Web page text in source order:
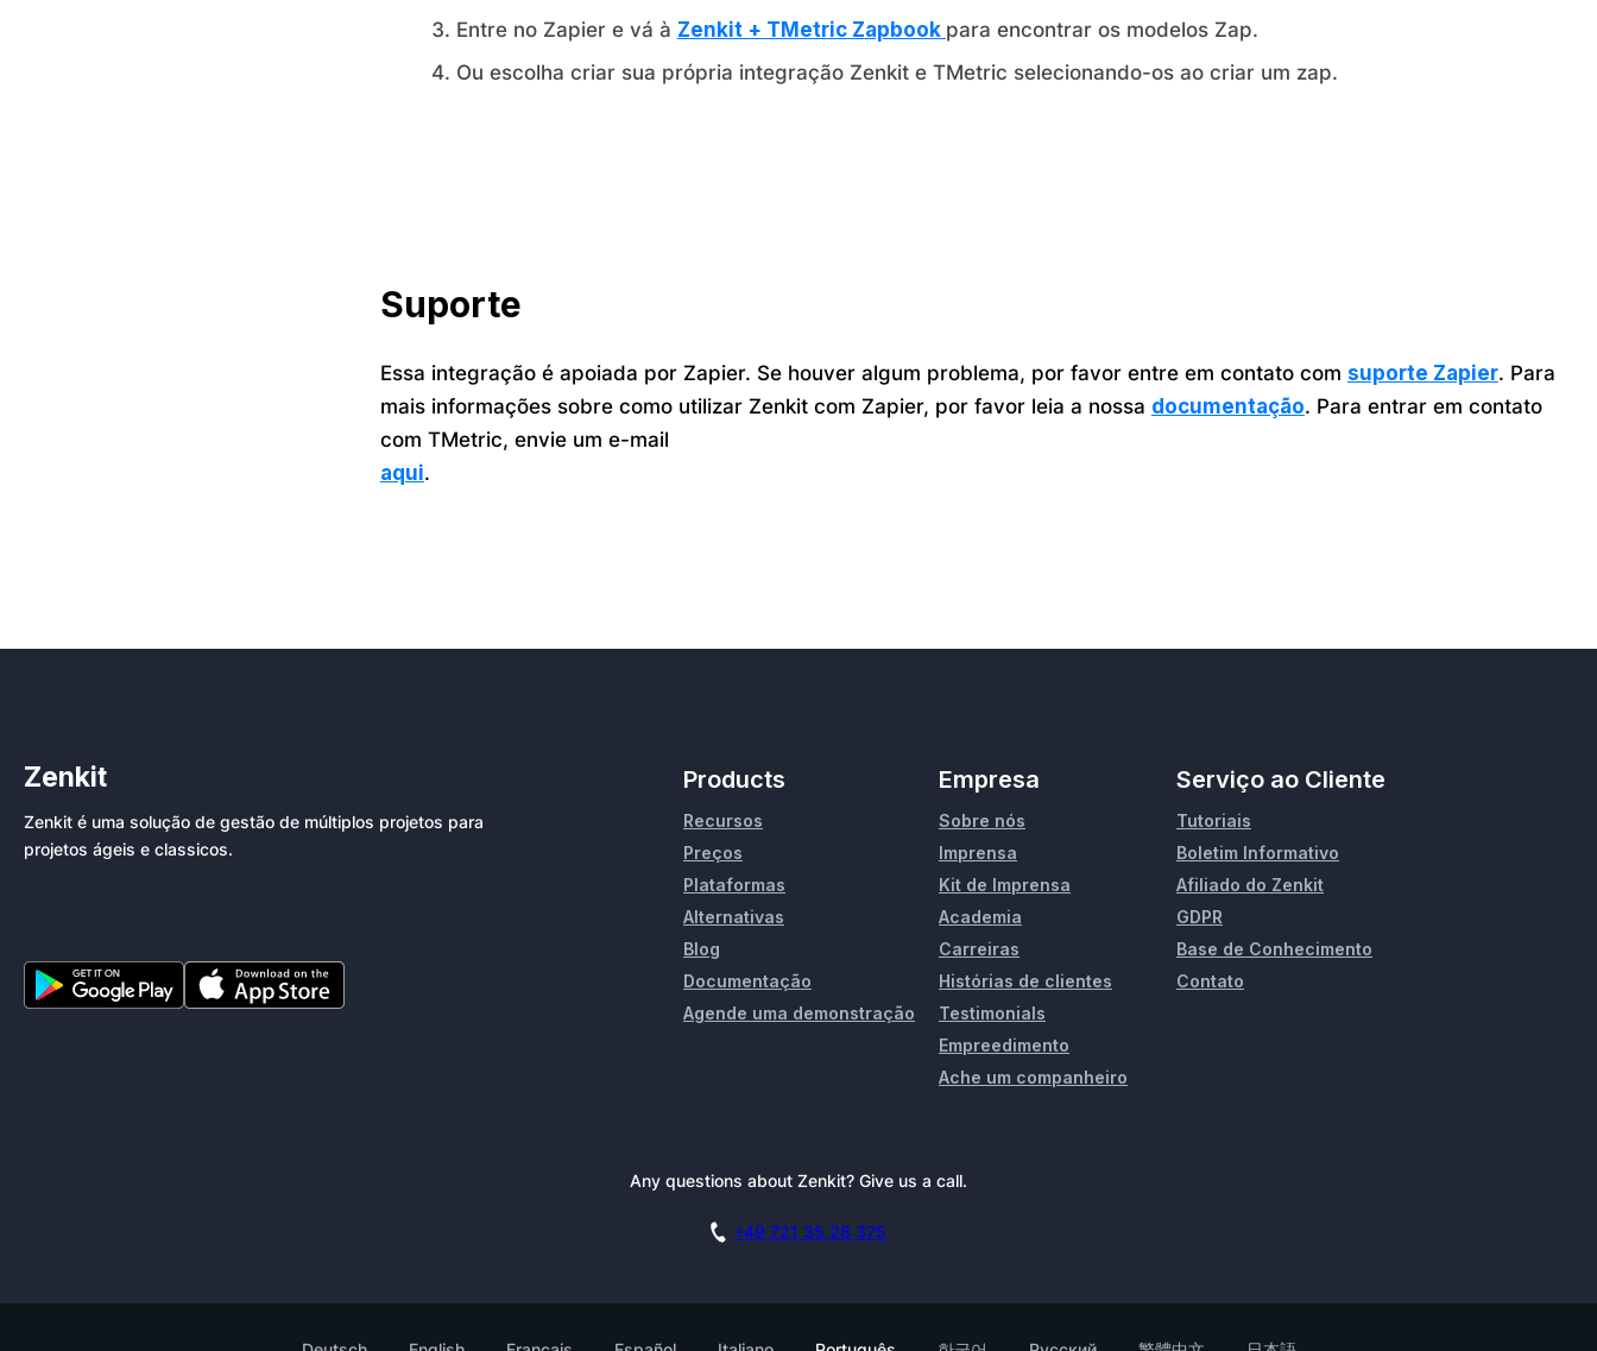
Entre no Zapier e vá à Zenkit + TMetric Zapbook para encontrar os modelos Zap.
Ou escolha criar sua própria integração Zenkit e TMetric selecionando-os ao criar um zap.
Suporte
Essa integração é apoiada por Zapier. Se houver algum problema, por favor entre em contato com suporte Zapier. Para
mais informações sobre como utilizar Zenkit com Zapier, por favor leia a nossa documentação. Para entrar em contato
com TMetric, envie um e-mail
aqui.
Zenkit
Zenkit é uma solução de gestão de múltiplos projetos para
projetos ágeis e classicos.
Products
Recursos
Preços
Plataformas
Alternativas
Blog
Documentação
Agende uma demonstração
Empresa
Sobre nós
Imprensa
Kit de Imprensa
Academia
Carreiras
Histórias de clientes
Testimonials
Empreedimento
Ache um companheiro
Serviço ao Cliente
Tutoriais
Boletim Informativo
Afiliado do Zenkit
GDPR
Base de Conhecimento
Contato
Any questions about Zenkit? Give us a call.
+49 721 35 28 375